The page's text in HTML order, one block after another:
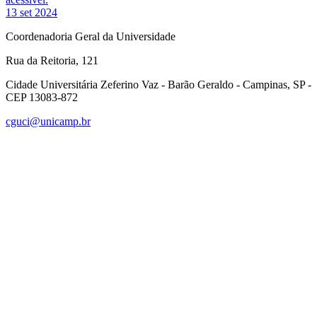
13 set 2024
Coordenadoria Geral da Universidade
Rua da Reitoria, 121
Cidade Universitária Zeferino Vaz - Barão Geraldo - Campinas, SP -
CEP 13083-872
cguci@unicamp.br